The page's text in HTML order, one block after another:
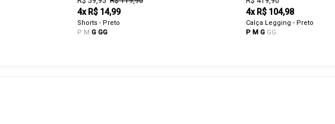
4x R$ 14,99
Shorts - Preto
P M G GG
4x R$ 104,98
Calça Legging - Preto
P M G GG